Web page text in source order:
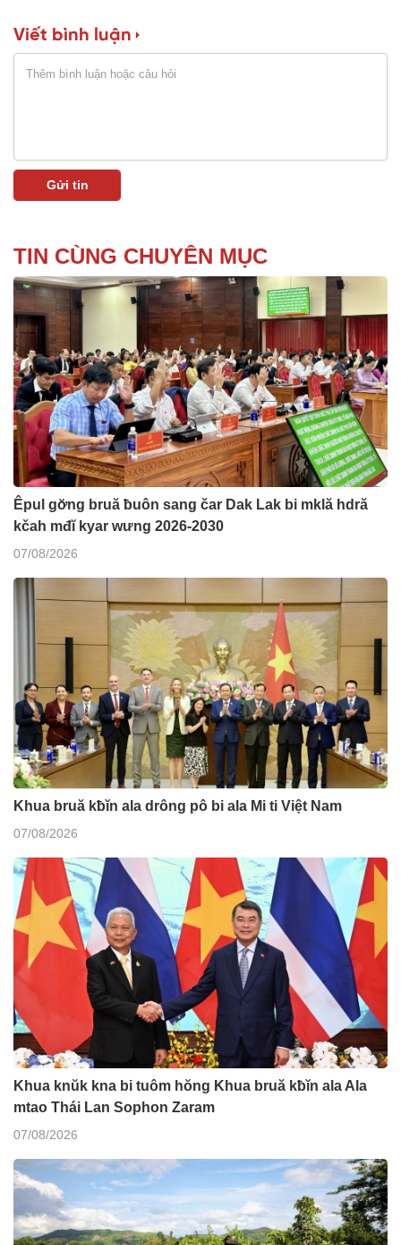
Viết bình luận
TIN CÙNG CHUYÊN MỤC
Êpul gơ̆ng bruă ƀuôn sang čar Dak Lak bi mklă hdră
kčah mđĭ kyar wưng 2026-2030
07/08/2026
Khua bruă kƀĭn ala drông pô bi ala Mi ti Việt Nam
07/08/2026
Khua knŭk kna bi tuôm hŏng Khua bruă kƀĭn ala Ala
mtao Thái Lan Sophon Zaram
07/08/2026